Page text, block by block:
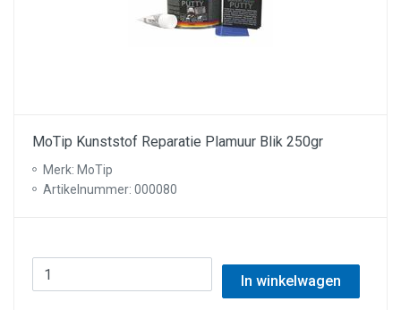
MoTip Kunststof Reparatie Plamuur Blik 250gr
Merk: MoTip
Artikelnummer: 000080
In winkelwagen